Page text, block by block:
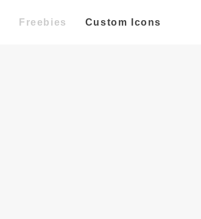
Freebies Custom Icons
Freebies Custom Icons